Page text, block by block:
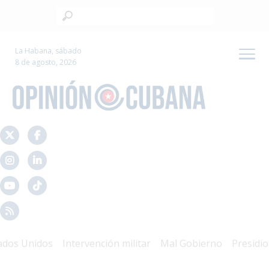
La Habana, sábado
8 de agosto, 2026
Unidos Intervención militar Mal Gobierno Presidio